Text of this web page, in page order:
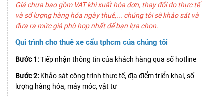
Giá chưa bao gồm VAT khi xuất hóa đơn, thay đổi do thực tế
và số lượng hàng hóa ngày thuê,... chúng tôi sẽ khảo sát và
đưa ra mức giá phù hợp nhất để bạn lựa chọn.
Qui trình cho thuê xe cẩu tphcm của chúng tôi
Bước 1:Tiếp nhận thông tin của khách hàng qua số hotline
Bước 2: Khảo sát công trình thực tế, địa điểm triển khai, số
lượng hàng hóa, máy móc, vật tư